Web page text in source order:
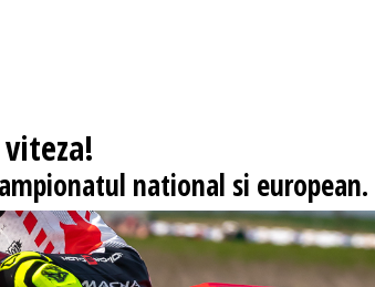
national si european.